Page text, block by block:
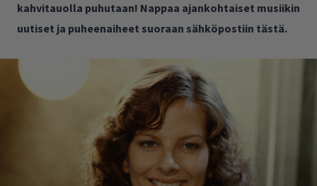
kahvitauolla puhutaan! Nappaa ajankohtaiset musiikin
uutiset ja puheenaiheet suoraan sähköpostiin tästä.